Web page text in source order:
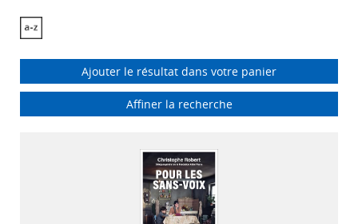
Ajouter le résultat dans votre panier
Affiner la recherche